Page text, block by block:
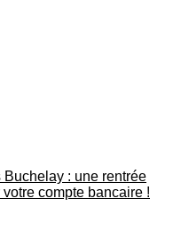
: une rentrée
compte bancaire !